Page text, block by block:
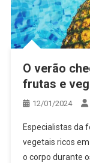
O verão
frutas e
12/01/2024
Especialistas da
vegetais ricos
o corpo durante